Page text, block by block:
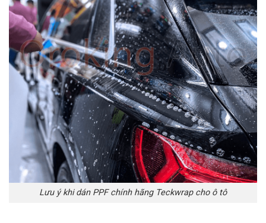
Lưu ý khi dán PPF chính hãng Teckwrap cho ô tô